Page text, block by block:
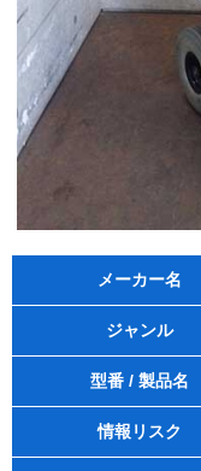
メーカー名
ジャンル
型番 / 製品名
情報リスク